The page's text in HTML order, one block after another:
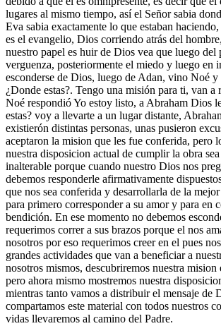
lugares al mismo tiempo, así el Señor sabia
Eva sabia exactamente lo que estaban
es el evangelio, Dios corriendo atrás del
nuestro papel es huir de Dios vea que luego del
verguenza, posteriormente el miedo y luego en
esconderse de Dios, luego de Adan, vino Noé
¿Donde estas?. Tengo una misión para ti, van a
Noé respondió Yo estoy listo, a Abraham Dios
estas? voy a llevarte a un lugar distante,
existierón distintas personas, unas pusieron
aceptaron la mision que les fue conferida, pero
nuestra disposicion actual de cumplir la obra
inalterable porque cuando nuestro Dios nos
debemos responderle afirmativamente
que nos sea conferida y desarrollarla de la
para primero corresponder a su amor y para en
bendición. En ese momento no debemos
requerimos correr a sus brazos porque el nos
nosotros por eso requerimos creer en el pues
grandes actividades que van a beneficiar a
nosotros mismos, descubriremos nuestra mision
pero ahora mismo mostremos nuestra
mientras tanto vamos a distribuir el mensaje de
compartamos este material con todos nuestros
vidas llevaremos al camino del Padre.